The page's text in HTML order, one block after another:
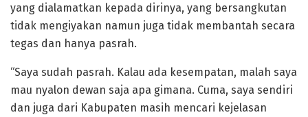
yang dialamatkan kepada dirinya, yang bersangkutan
tidak mengiyakan namun juga tidak membantah secara
tegas dan hanya pasrah.
“Saya sudah pasrah. Kalau ada kesempatan, malah saya
mau nyalon dewan saja apa gimana. Cuma, saya sendiri
dan juga dari Kabupaten masih mencari kejelasan